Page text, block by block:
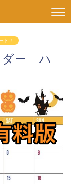
ト！
ダー ハ